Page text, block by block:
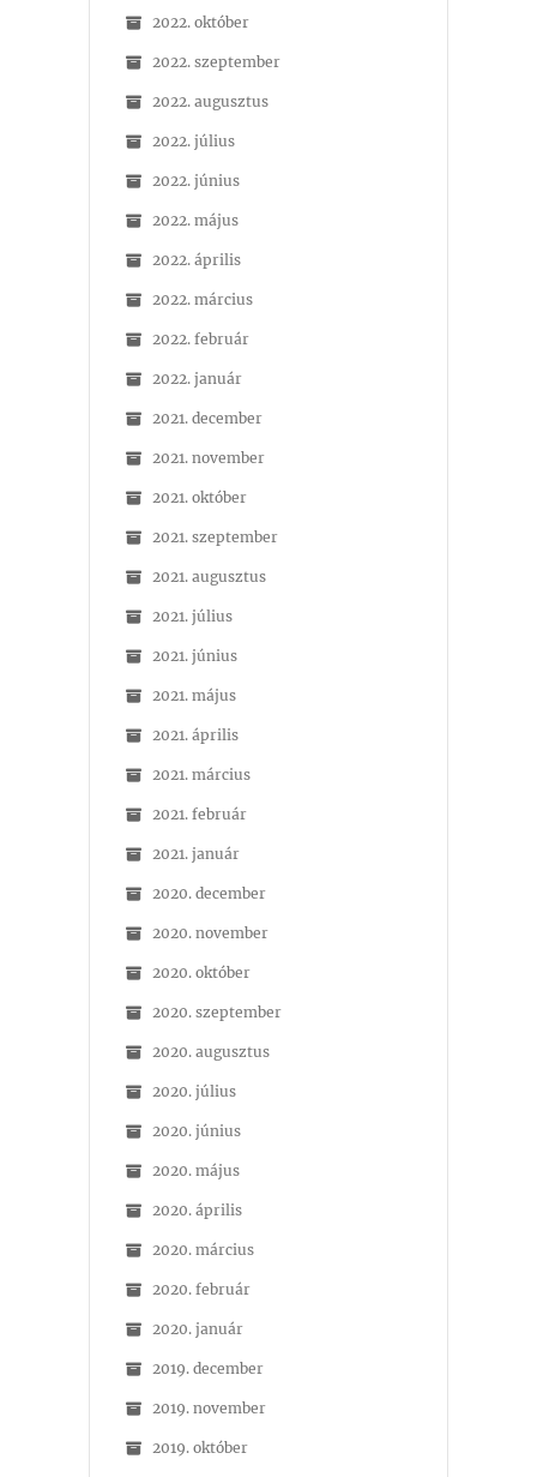
2022. október
2022. szeptember
2022. augusztus
2022. július
2022. június
2022. május
2022. április
2022. március
2022. február
2022. január
2021. december
2021. november
2021. október
2021. szeptember
2021. augusztus
2021. július
2021. június
2021. május
2021. április
2021. március
2021. február
2021. január
2020. december
2020. november
2020. október
2020. szeptember
2020. augusztus
2020. július
2020. június
2020. május
2020. április
2020. március
2020. február
2020. január
2019. december
2019. november
2019. október